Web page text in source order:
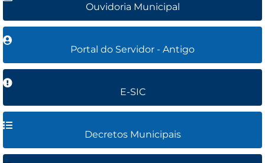
Ouvidoria Municipal
Portal do Servidor - Antigo
E-SIC
Decretos Municipais